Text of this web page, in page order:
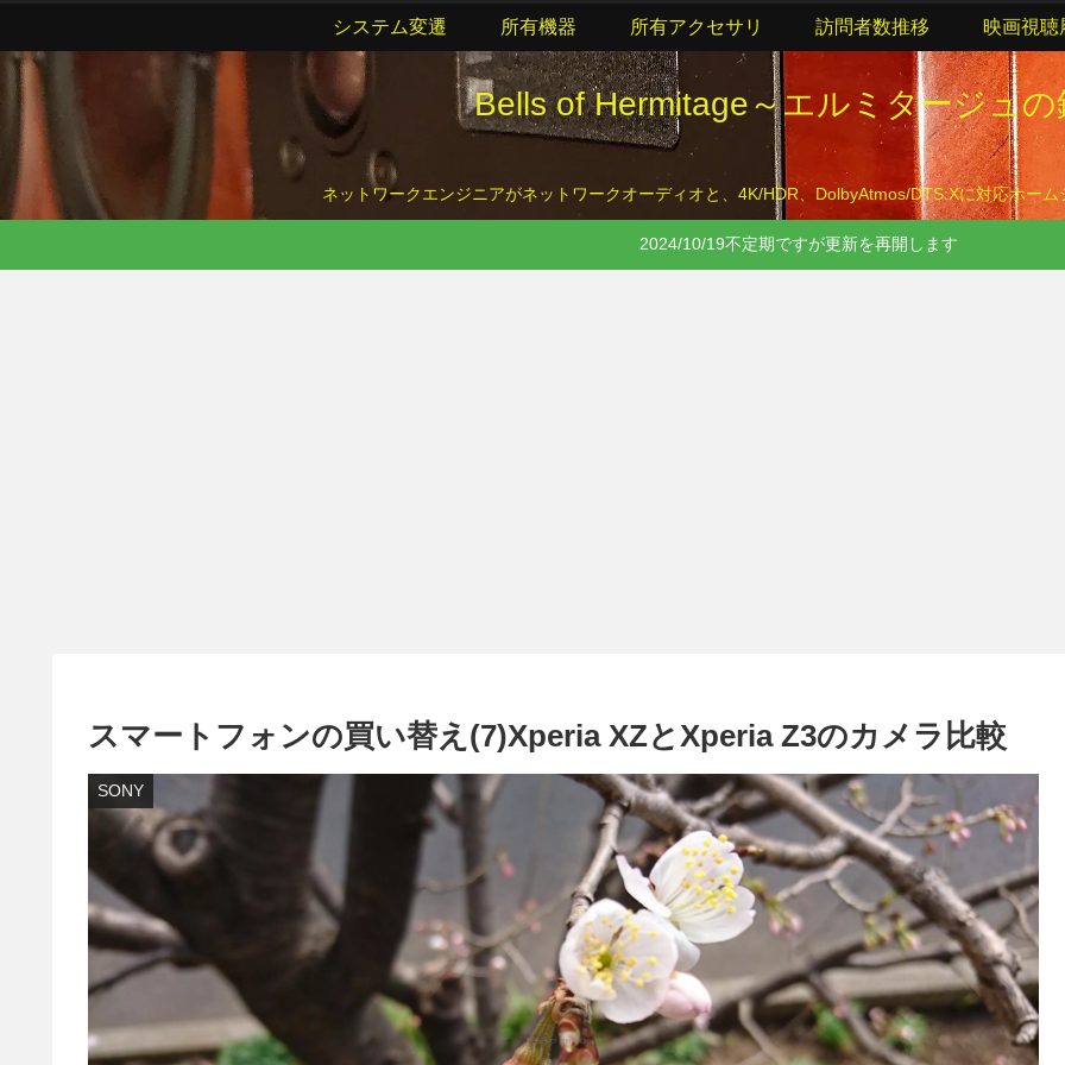
Bells of Hermitage～エルミタージュの
ネットワークエンジニアがネットワークオーディオと、4K/HDR、DolbyAtmos/DTS:Xに対応ホーム
システム変遷 所有機器 所有アクセサリ 訪問者数推移 映画視聴
2024/10/19不定期ですが更新を再開します
スマートフォンの買い替え(7)Xperia XZとXperia Z3のカメラ比較
SONY